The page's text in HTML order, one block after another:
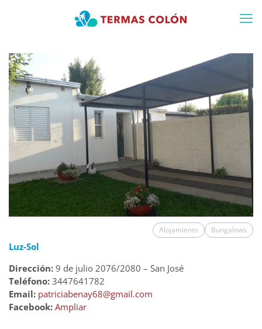
Alojamiento Bungalows
Luz-Sol
Dirección: 9 de julio 2076/2080 – San José
Teléfono: 3447641782
Email: patriciabenay68@gmail.com
Facebook: Ampliar